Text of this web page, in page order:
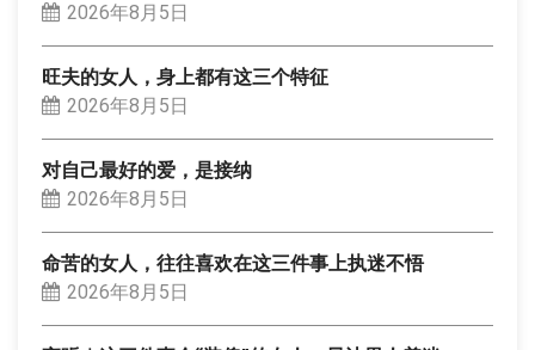
2026年8月5日
旺夫的女人，身上都有这三个特征
2026年8月5日
对自己最好的爱，是接纳
2026年8月5日
命苦的女人，往往喜欢在这三件事上执迷不悟
2026年8月5日